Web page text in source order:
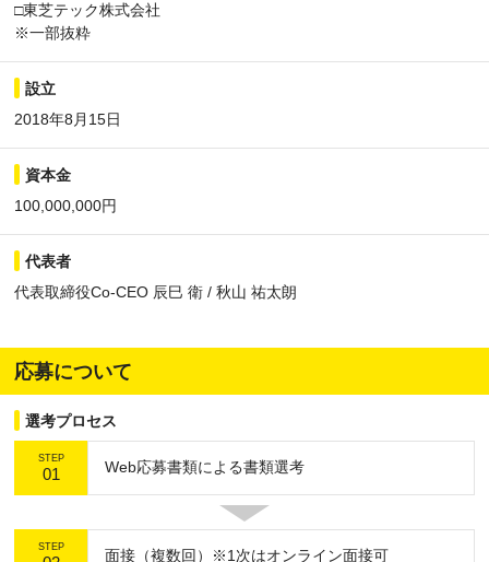
□東芝テック株式会社
※一部抜粋
設立
2018年8月15日
資本金
100,000,000円
代表者
代表取締役Co-CEO 辰巳 衛 / 秋山 祐太朗
応募について
選考プロセス
STEP
01 Web応募書類による書類選考
STEP 面接（複数回）※1次はオンライン面接可